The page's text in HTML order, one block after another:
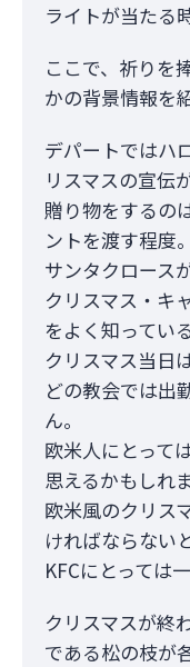
ライトが当たる
ここで、祈りを
かの背景情報を
デパートではハ
リスマスの宣伝
贈り物をするの
ントを渡す程度。
サンタクロース
クリスマス・キ
をよく知ってい
クリスマス当日
どの教会では出
ん。
欧米人にとって
思えるかもしれ
欧米風のクリス
ければならない
KFCにとっては
クリスマスが終
である松の枝が